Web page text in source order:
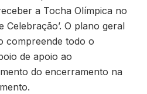
a Tocha Olímpica no
Celebração’. O plano geral
compreende todo o
de apoio ao
do encerramento na